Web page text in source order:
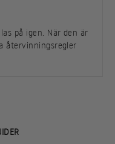
på igen. När den är
återvinningsregler